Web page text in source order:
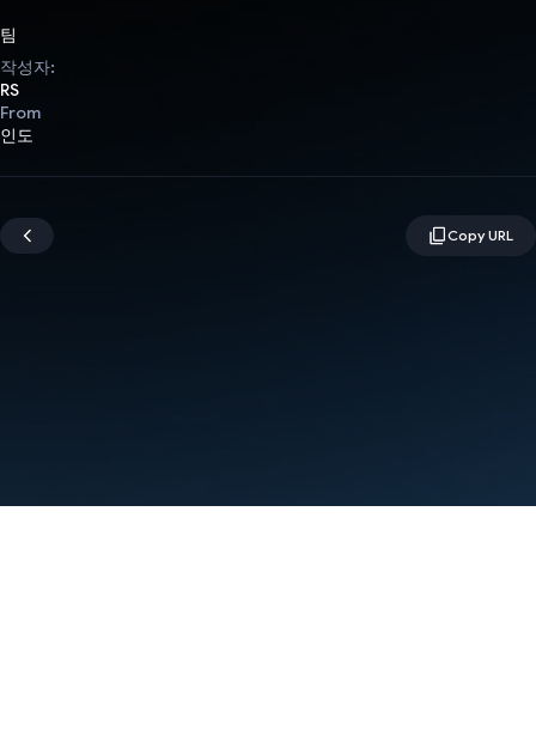
팀
작성자:
RS
From
인도